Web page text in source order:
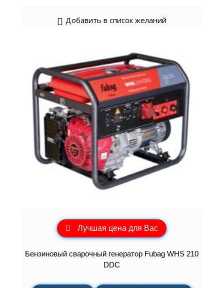
Добавить в список желаний
Лучшая цена для Вас
Бензиновый сварочный генератор Fubag WHS 210
DDC